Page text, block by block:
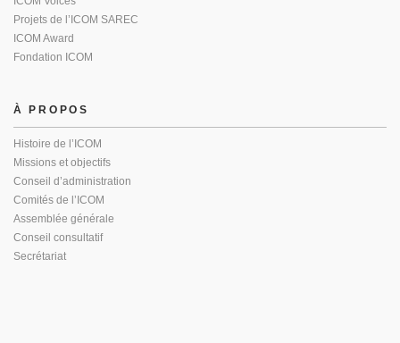
Projets de l’ICOM SAREC
ICOM Award
Fondation ICOM
À PROPOS
Histoire de l’ICOM
Missions et objectifs
Conseil d’administration
Comités de l’ICOM
Assemblée générale
Conseil consultatif
Secrétariat